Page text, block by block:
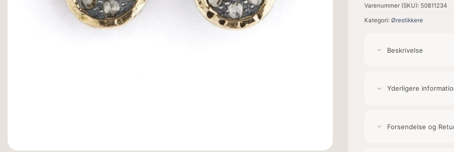
Varenummer (SKU): 50811234
Kategori:Ørestikkere
Beskrivelse
Yderligere
Forsendelse og